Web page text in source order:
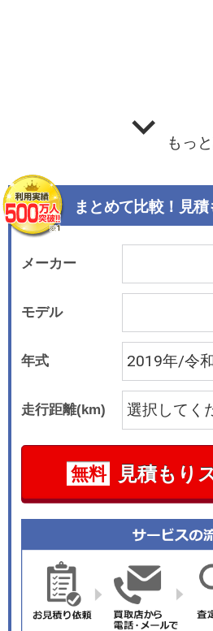
もっ
まとめて比較！見
メーカー
モデル
年式
走行距離(km)
無料 見積もり